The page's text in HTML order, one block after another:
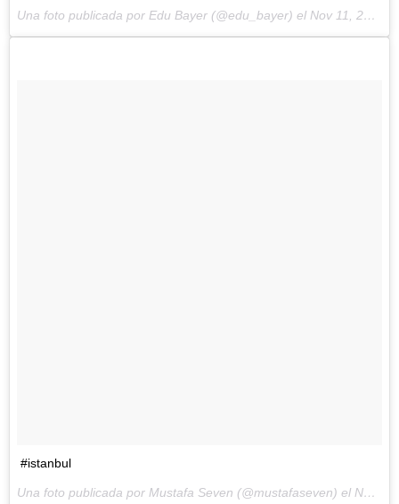
Una foto publicada por Edu Bayer (@edu_bayer) el Nov 11, 2014 at 5:47 PST
#istanbul
Una foto publicada por Mustafa Seven (@mustafaseven) el Nov 11, 2014 at 8:52 PST